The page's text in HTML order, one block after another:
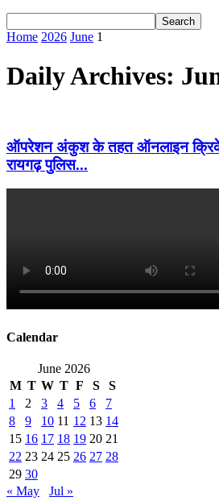
Home 2026 June 1
Daily Archives:
ऑपरेशन अंकुश के तहत ऑनलाइन
रायगढ़ पुलिस...
Calendar
June 2026
M T W T F S
S
1
2 3 4 5 6
7
8
9 10 11 12 13 14
15 16 17 18 19 20 21
22 23 24 25 26 27 28
29 30
« May
Jul »